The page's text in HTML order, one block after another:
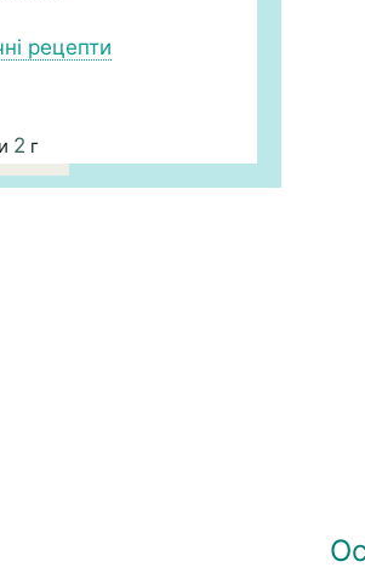
рецепти
2 г